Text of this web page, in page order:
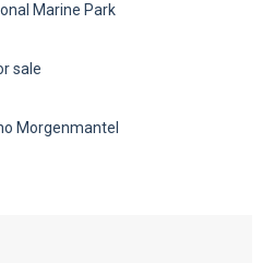
Marine Park
sale
Morgenmantel